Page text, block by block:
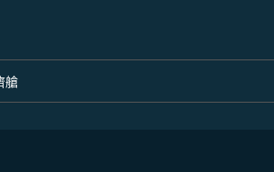
option 經濟艙 Selected
艙